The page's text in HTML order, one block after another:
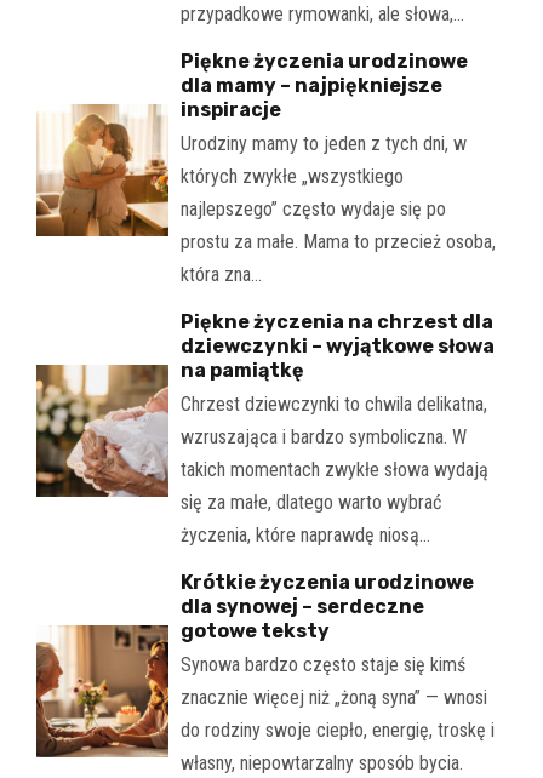
przypadkowe rymowanki, ale słowa,…
Piękne życzenia urodzinowe
dla mamy – najpiękniejsze
inspiracje
Urodziny mamy to jeden z tych dni, w
których zwykłe „wszystkiego
najlepszego” często wydaje się po
prostu za małe. Mama to przecież osoba,
która zna…
Piękne życzenia na chrzest dla
dziewczynki – wyjątkowe słowa
na pamiątkę
Chrzest dziewczynki to chwila delikatna,
wzruszająca i bardzo symboliczna. W
takich momentach zwykłe słowa wydają
się za małe, dlatego warto wybrać
życzenia, które naprawdę niosą…
Krótkie życzenia urodzinowe
dla synowej – serdeczne
gotowe teksty
Synowa bardzo często staje się kimś
znacznie więcej niż „żoną syna” — wnosi
do rodziny swoje ciepło, energię, troskę i
własny, niepowtarzalny sposób bycia.